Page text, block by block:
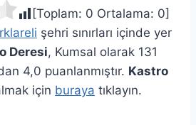
[Toplam: 0 Ortalama: 0]
şehri sınırları içinde yer
Deresi, Kumsal olarak 131
4,0 puanlanmıştır. Kastro
için buraya tıklayın.